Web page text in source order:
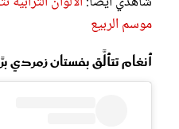
موسم الربيع
أنغام تتألَّق بفستان